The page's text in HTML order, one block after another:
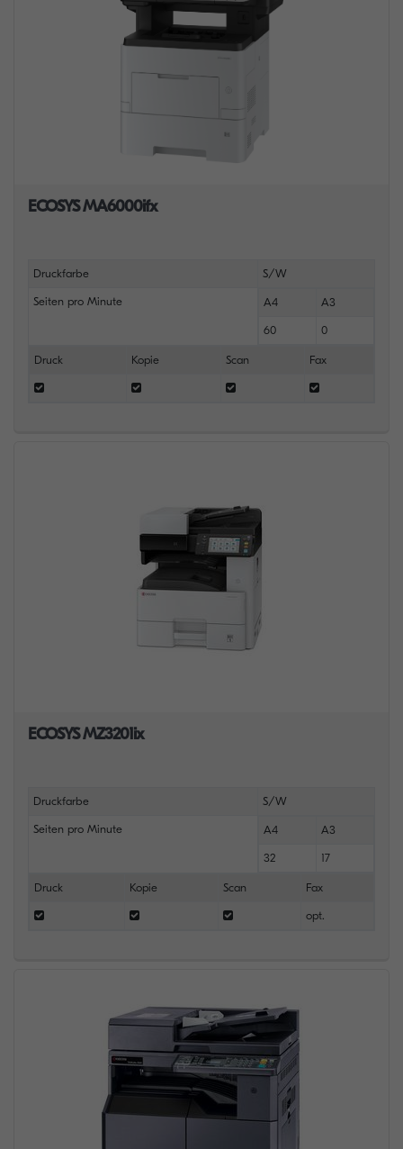
ECOSYS MA6000ifx
Druckfarbe S/W
Seiten pro Minute A4 A3
60 0
Druck Kopie Scan Fax
ECOSYS MZ3201ix
Druckfarbe S/W
Seiten pro Minute A4 A3
32 17
Druck Kopie Scan Fax
opt.